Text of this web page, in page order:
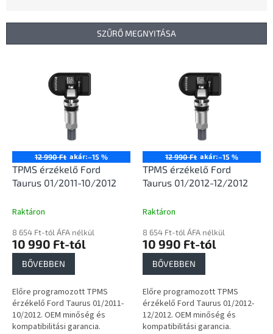
k
SZŰRŐ MEGNYITÁSA
12 990 Ft akár:–15 %
TPMS érzékelő Ford
Taurus 01/2011-10/2012
Raktáron
8 654 Ft-tól ÁFA nélkül
10 990 Ft-tól
BŐVEBBEN
Előre programozott TPMS
érzékelő Ford Taurus 01/2011-
10/2012. OEM minőség és
kompatibilitási garancia.
12 990 Ft akár:–15 %
TPMS érzékelő Ford
Taurus 01/2012-12/2012
Raktáron
8 654 Ft-tól ÁFA nélkül
10 990 Ft-tól
BŐVEBBEN
Előre programozott TPMS
érzékelő Ford Taurus 01/2012-
12/2012. OEM minőség és
kompatibilitási garancia.